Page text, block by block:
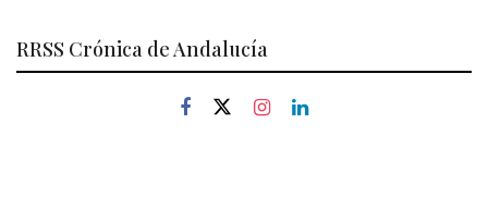
RRSS Crónica de Andalucía